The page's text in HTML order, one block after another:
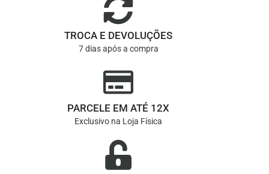
TROCA E DEVOLUÇÕES
7 dias após a compra
PARCELE EM ATÉ 12X
Exclusivo na Loja Física